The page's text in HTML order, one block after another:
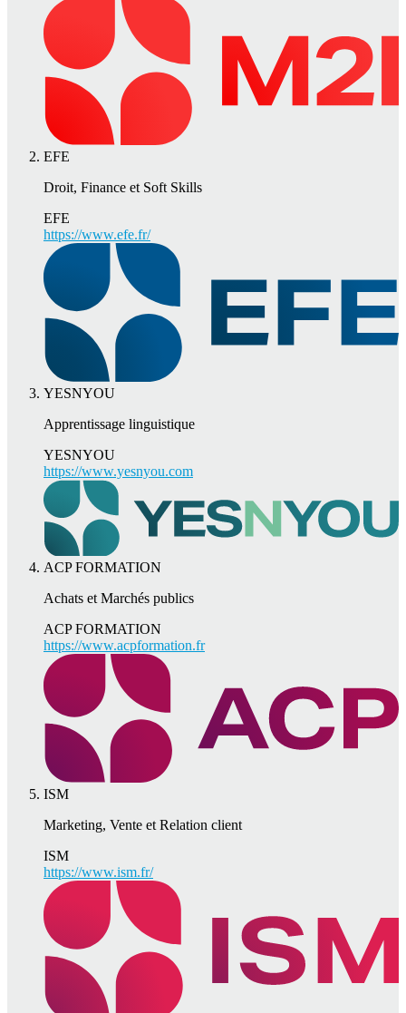
EFE
Droit, Finance et Soft Skills
EFE
https://www.efe.fr/
YESNYOU
Apprentissage linguistique
YESNYOU
https://www.yesnyou.com
ACP FORMATION
Achats et Marchés publics
ACP FORMATION
https://www.acpformation.fr
ISM
Marketing, Vente et Relation client
ISM
https://www.ism.fr/